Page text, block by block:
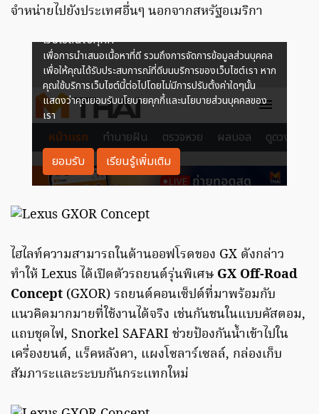
จำหน่ายไปยังประเทศอื่นๆ นอกจากสหรัฐอเมริกา
ไฮไลท์ความสามารถในด้านออฟโรดของ GX ดังกล่าว
ทำให้ Lexus ได้เปิดตัวรถยนต์รุ่นพิเศษ GX Off-Road
Concept (GXOR) รถยนต์คอนเซ็ปต์ที่มาพร้อมกับ
แนวคิดมากมายที่ใช้งานได้จริง เช่นกันชนในแบบคัสตอม,
แถบชุดไฟ, Snorkel SAFARI ช่วยป้องกันน้ำเข้าไปใน
เครื่องยนต์, แร็คหลังคา, แผงโซลาร์เซลล์, กล่องเก็บ
สัมภาระเเละระบบกันกระเเทกใหม่